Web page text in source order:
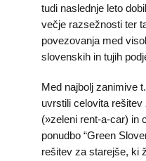
tudi naslednje leto
večje razsežnosti ter
povezovanja med
slovenskih in tujih
Med najbolj zanimive
uvrstili celovita
(»zeleni rent-a-car) in
ponudbo “Green
rešitev za starejše, ki